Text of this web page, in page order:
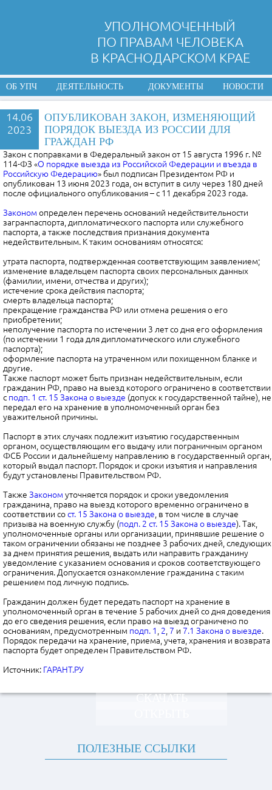
УПОЛНОМОЧЕННЫЙ
ПО ПРАВАМ ЧЕЛОВЕКА
В КРАСНОДАРСКОМ КРАЕ
ОБ УПЧ ДЕЯТЕЛЬНОСТЬ ДОКУМЕНТЫ НОВОСТИ
14.06
2023
ОПУБЛИКОВАН ЗАКОН, ИЗМЕНЯЮЩИЙ
ПОРЯДОК ВЫЕЗДА ИЗ РОССИИ ДЛЯ
ГРАЖДАН РФ
Закон с поправками в Федеральный закон от 15 августа 1996 г. №
114-ФЗ «О порядке выезда из Российской Федерации и въезда в
Российскую Федерацию» был подписан Президентом РФ и
опубликован 13 июня 2023 года, он вступит в силу через 180 дней
после официального опубликования – с 11 декабря 2023 года.
Законом определен перечень оснований недействительности
загранпаспорта, дипломатического паспорта или служебного
паспорта, а также последствия признания документа
недействительным. К таким основаниям относятся:
утрата паспорта, подтвержденная соответствующим заявлением;
изменение владельцем паспорта своих персональных данных
(фамилии, имени, отчества и других);
истечение срока действия паспорта;
смерть владельца паспорта;
прекращение гражданства РФ или отмена решения о его
приобретении;
неполучение паспорта по истечении 3 лет со дня его оформления
(по истечении 1 года для дипломатического или служебного
паспорта);
оформление паспорта на утраченном или похищенном бланке и
другие.
Также паспорт может быть признан недействительным, если
гражданин РФ, право на выезд которого ограничено в соответствии
с подп. 1 ст. 15 Закона о выезде (допуск к государственной тайне), не
передал его на хранение в уполномоченный орган без
уважительной причины.
Паспорт в этих случаях подлежит изъятию государственным
органом, осуществляющим его выдачу или пограничным органом
ФСБ России и дальнейшему направлению в государственный орган,
который выдал паспорт. Порядок и сроки изъятия и направления
будут установлены Правительством РФ.
Также Законом уточняется порядок и сроки уведомления
гражданина, право на выезд которого временно ограничено в
соответствии сост. 15 Закона о выезде , в том числе в случае
призыва на военную службу (подп. 2 ст. 15 Закона о выезде). Так,
уполномоченные органы или организации, принявшие решение о
таком ограничении обязаны не позднее 3 рабочих дней, следующих
за днем принятия решения, выдать или направить гражданину
уведомление с указанием основания и сроков соответствующего
ограничения. Допускается ознакомление гражданина с таким
решением под личную подпись.
Гражданин должен будет передать паспорт на хранение в
уполномоченный орган в течение 5 рабочих дней со дня доведения
до его сведения решения, если право на выезд ограничено по
основаниям, предусмотренным подп. 1 2 7 и 7.1 Закона о выезде.
Порядок передачи на хранение, приема, учета, хранения и возврата
паспорта будет определен Правительством РФ.
Источник: ГАРАНТ.РУ
СКАЧАТЬ
ПОЛЕЗНЫЕ ССЫЛКИ